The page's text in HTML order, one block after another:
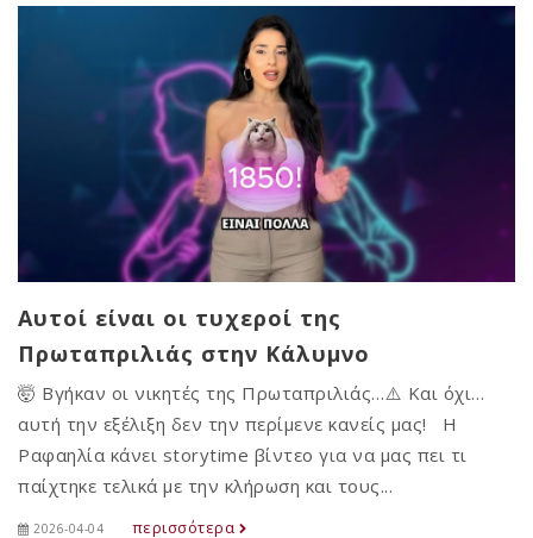
Αυτοί είναι οι τυχεροί της
Πρωταπριλιάς στην Κάλυμνο
🤯 Βγήκαν οι νικητές της Πρωταπριλιάς…⚠️ Και όχι…
αυτή την εξέλιξη δεν την περίμενε κανείς μας! Η
Ραφαηλία κάνει storytime βίντεο για να μας πει τι
παίχτηκε τελικά με την κλήρωση και τους...
2026-04-04 περισσότερα